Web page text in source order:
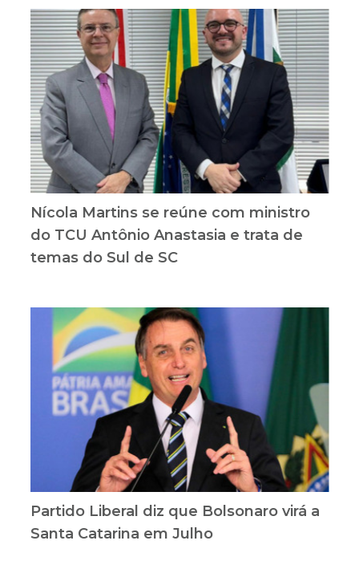
Nícola Martins se reúne com ministro
do TCU Antônio Anastasia e trata de
temas do Sul de SC
Partido Liberal diz que Bolsonaro virá a
Santa Catarina em Julho